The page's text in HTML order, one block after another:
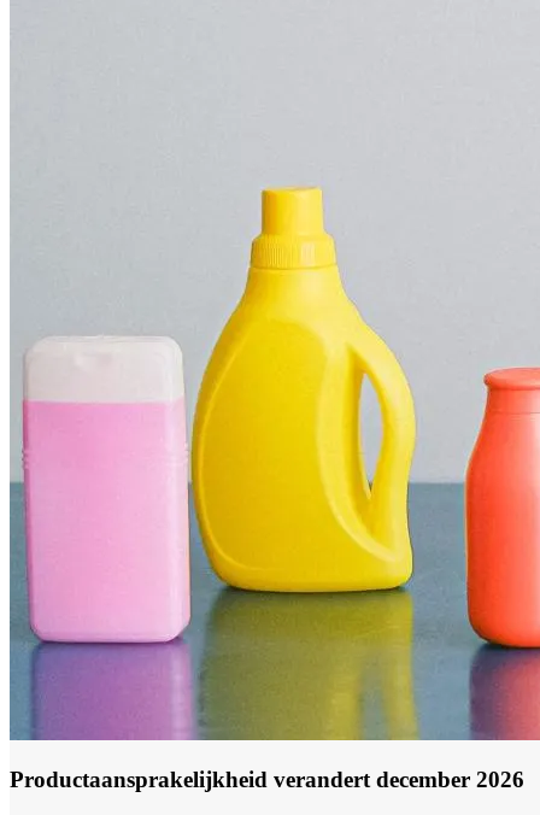
Productaansprakelijkheid verandert december 2026